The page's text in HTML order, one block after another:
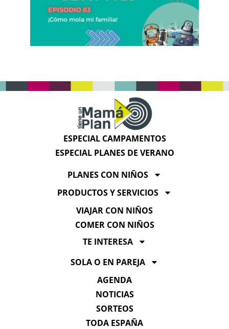
ESPECIAL CAMPAMENTOS
ESPECIAL PLANES DE VERANO
PLANES CON NIÑOS
PRODUCTOS Y SERVICIOS
VIAJAR CON NIÑOS
COMER CON NIÑOS
TE INTERESA
SOLA O EN PAREJA
AGENDA
NOTICIAS
SORTEOS
TODA ESPAÑA